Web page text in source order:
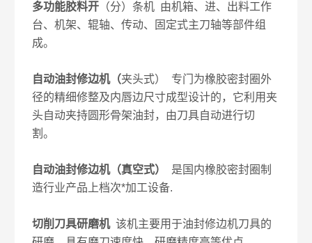
多功能胶料开 （分）条机 由机箱、进、出料工作
台、机架、辊轴、传动、固定式主刀轴等部件组
成。
自动油封修边机（夹头式） 专门为橡胶密封圈外
径的精细修整及内唇边尺寸成型设计的，它利用夹
头自动夹持圆形骨架油封，由刀具自动进行切
割。
自动油封修边机（真空式）
是国内橡胶密封圈制
造行业产品上档次*加工设备.
切削刀具研磨机该机主要用于油封修边机刀具的